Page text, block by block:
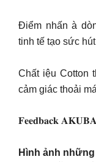
Điểm nhấn à
tinh tế tạo sức
Chất iệu Cotton
cảm giác thoải
𝐅𝐞𝐞𝐝𝐛𝐚𝐜𝐤
Hình ảnh